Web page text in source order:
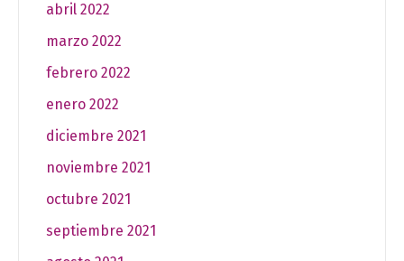
abril 2022
marzo 2022
febrero 2022
enero 2022
diciembre 2021
noviembre 2021
octubre 2021
septiembre 2021